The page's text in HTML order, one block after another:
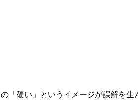
「硬い」というイメージが誤解を生